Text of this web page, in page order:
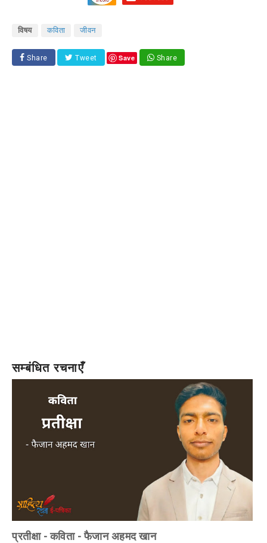
विषय कविता जीवन
Share Tweet Save Share
सम्बंधित रचनाएँ
प्रतीक्षा - कविता - फैजान अहमद खान